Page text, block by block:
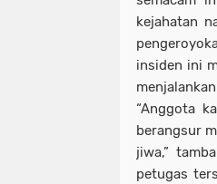
kejahatan
insiden ini
“Anggota
berangsur
jiwa,”
petugas